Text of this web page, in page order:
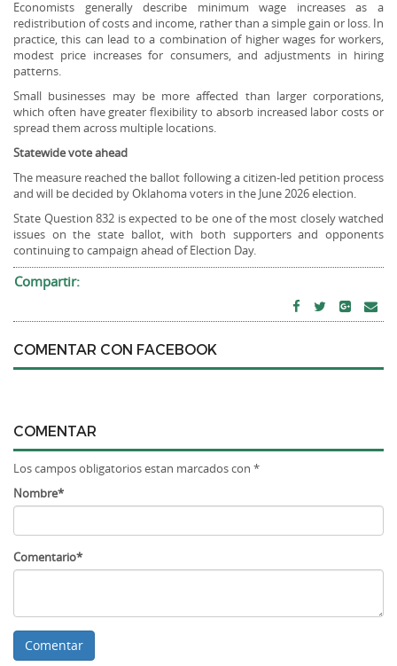
Economists generally describe minimum wage increases as a
redistribution of costs and income, rather than a simple gain or loss. In
practice, this can lead to a combination of higher wages for workers,
modest price increases for consumers, and adjustments in hiring
patterns.
Small businesses may be more affected than larger corporations,
which often have greater flexibility to absorb increased labor costs or
spread them across multiple locations.
Statewide vote ahead
The measure reached the ballot following a citizen-led petition process
and will be decided by Oklahoma voters in the June 2026 election.
State Question 832 is expected to be one of the most closely watched
issues on the state ballot, with both supporters and opponents
continuing to campaign ahead of Election Day.
Compartir:
COMENTAR CON FACEBOOK
COMENTAR
Los campos obligatorios estan marcados con *
Nombre*
Comentario*